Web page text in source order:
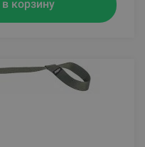
корзину